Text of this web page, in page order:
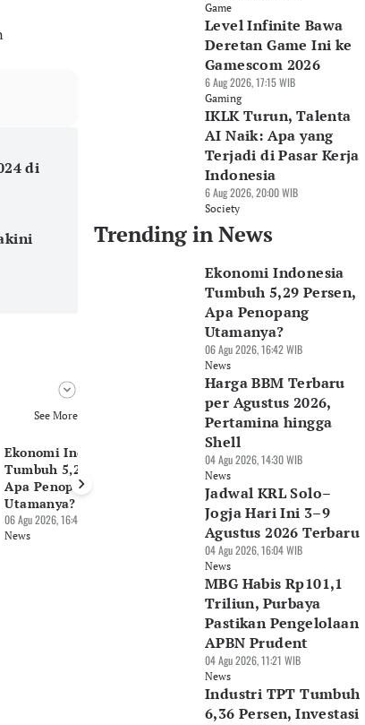
di
See More
Ekonomi Indonesia
Tumbuh 5,29 Persen,
Apa Penopang
Utamanya?
06 Agu 2026, 16:42 WIB
News
Ekspor Kosmetik RI
Capai US$2 Miliar,
Kemendag Dorong
Perluas Pasar
06 Agu 2026, 16:02 WIB
Industri
Tumbuh
Investasi
Rp11,4
06 Agu 2026,
News
Game
Level Infinite Bawa
Deretan Game Ini ke
Gamescom 2026
6 Aug 2026, 17:15 WIB
Gaming
IKLK Turun, Talenta
AI Naik: Apa yang
Terjadi di Pasar Kerja
Indonesia
6 Aug 2026, 20:00 WIB
Society
Trending in News
Ekonomi Indonesia
Tumbuh 5,29 Persen,
Apa Penopang
Utamanya?
06 Agu 2026, 16:42 WIB
News
Harga BBM Terbaru
per Agustus 2026,
Pertamina hingga
Shell
04 Agu 2026, 14:30 WIB
News
Jadwal KRL Solo–
Jogja Hari Ini 3–9
Agustus 2026 Terbaru
04 Agu 2026, 16:04 WIB
News
MBG Habis Rp101,1
Triliun, Purbaya
Pastikan Pengelolaan
APBN Prudent
04 Agu 2026, 11:21 WIB
News
Industri TPT Tumbuh
6,36 Persen, Investasi